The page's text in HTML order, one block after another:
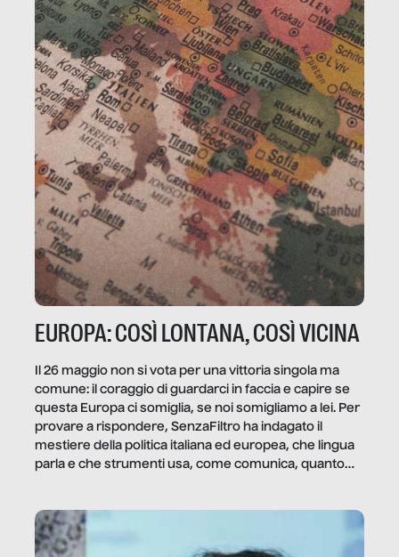
EUROPA: COSÌ LONTANA, COSÌ VICINA
Il 26 maggio non si vota per una vittoria singola ma
comune: il coraggio di guardarci in faccia e capire se
questa Europa ci somiglia, se noi somigliamo a lei. Per
provare a rispondere, SenzaFiltro ha indagato il
mestiere della politica italiana ed europea, che lingua
parla e che strumenti usa, come comunica, quanto